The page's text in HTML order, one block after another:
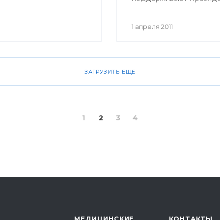
1 апреля 2011
ЗАГРУЗИТЬ ЕЩЕ
1 2 3 4